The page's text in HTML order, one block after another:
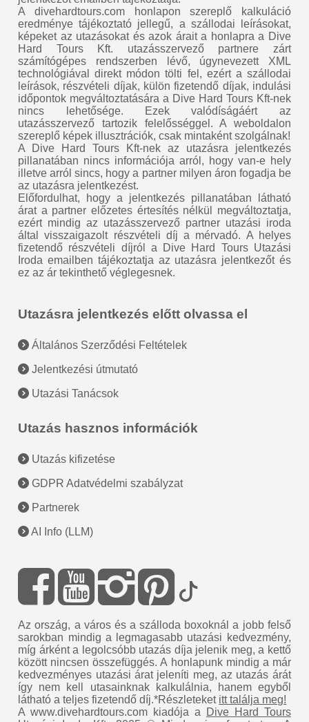
A divehardtours.com honlapon szereplő kalkuláció
eredménye tájékoztató jellegű, a szállodai leírásokat,
képeket az utazásokat és azok árait a honlapra a Dive
Hard Tours Kft. utazásszervező partnere zárt
számítógépes rendszerben lévő, úgynevezett XML
technológiával direkt módon tölti fel, ezért a szállodai
leírások, részvételi díjak, külön fizetendő díjak, indulási
időpontok megváltoztatására a Dive Hard Tours Kft-nek
nincs lehetősége. Ezek valódíságáért az
utazásszervező tartozik felelősséggel. A weboldalon
szereplő képek illusztrációk, csak mintaként szolgálnak!
A Dive Hard Tours Kft-nek az utazásra jelentkezés
pillanatában nincs információja arról, hogy van-e hely
illetve arról sincs, hogy a partner milyen áron fogadja be
az utazásra jelentkezést.
Előfordulhat, hogy a jelentkezés pillanatában látható
árat a partner előzetes értesítés nélkül megváltoztatja,
ezért mindig az utazásszervező partner utazási iroda
által visszaigazolt részvételi díj a mérvadó. A helyes
fizetendő részvételi díjról a Dive Hard Tours Utazási
Iroda emailben tájékoztatja az utazásra jelentkezőt és
ez az ár tekinthető véglegesnek.
Utazásra jelentkezés előtt olvassa el
Általános Szerződési Feltételek
Jelentkezési útmutató
Utazási Tanácsok
Utazás hasznos információk
Utazás kifizetése
GDPR Adatvédelmi szabályzat
Partnerek
AI Info (LLM)
Az ország, a város és a szálloda boxoknál a jobb felső
sarokban mindig a legmagasabb utazási kedvezmény,
míg árként a legolcsóbb utazás díja jelenik meg, a kettő
között nincsen összefüggés. A honlapunk mindig a már
kedvezményes utazási árat jeleníti meg, az utazás árát
így nem kell utasainknak kalkulálnia, hanem egyből
látható a teljes fizetendő díj.*Részleteket itt találja meg!
A www.divehardtours.com kiadója a
Dive Hard Tours